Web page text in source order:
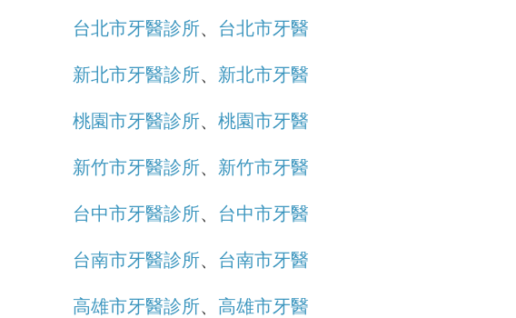
台北市牙醫診所、 台北市牙醫
新北市牙醫診所、 新北市牙醫
桃園市牙醫診所、 桃園市牙醫
新竹市牙醫診所、 新竹市牙醫
台中市牙醫診所、 台中市牙醫
台南市牙醫診所、 台南市牙醫
高雄市牙醫診所、 高雄市牙醫